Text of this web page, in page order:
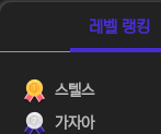
레벨 랭킹
스텔스
가자아